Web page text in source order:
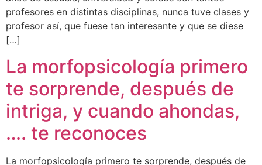
profesores en distintas disciplinas, nunca tuve clases y
profesor así, que fuese tan interesante y que se diese
[…]
La morfopsicología primero
te sorprende, después de
intriga, y cuando ahondas,
…. te reconoces
La morfopsicología primero te sorprende, después de